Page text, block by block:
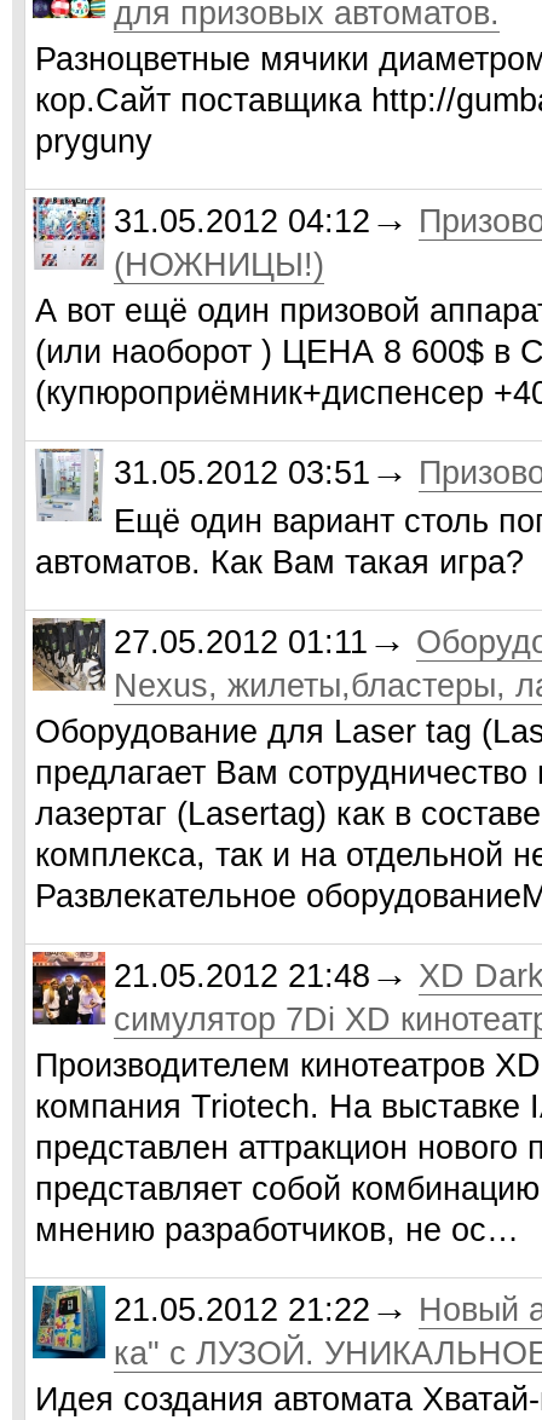
для призовых автоматов.
Разноцветные мячики
кор.Сайт поставщика http://
pryguny
31.05.2012 04:12 →
(НОЖНИЦЫ!)
А вот ещё один призовой
(или наоборот ) ЦЕНА 8 600$ в
(купюроприёмник+диспенсер
31.05.2012 03:51 →
Ещё один вариант столь
автоматов. Как Вам такая игра?
27.05.2012 01:11 →
Nexus, жилеты,бластеры,
Оборудование для Laser tag
предлагает Вам
лазертаг (Lasertag) как в
комплекса, так и на отдельной
Развлекательное
21.05.2012 21:48 → XD
симулятор 7Di XD
Производителем кинотеатров
компания Triotech. На выставке
представлен аттракцион
представляет собой
мнению разработчиков, не ос…
21.05.2012 21:22 → Новый
ка" с ЛУЗОЙ.
Идея создания автомата